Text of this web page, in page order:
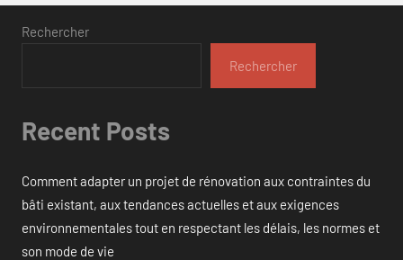
Rechercher
Rechercher
Recent Posts
Comment adapter un projet de rénovation aux contraintes du
bâti existant, aux tendances actuelles et aux exigences
environnementales tout en respectant les délais, les normes et
son mode de vie